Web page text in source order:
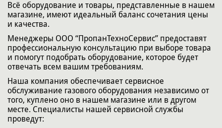
Всё оборудование и товары, представленные в нашем
магазине, имеют идеальный баланс сочетания цены
и качества.
Менеджеры ООО “ПропанТехноСервис” предоставят
профессиональную консультацию при выборе товара
и помогут подобрать оборудование, которое будет
отвечать всем вашим требованиям.
Наша компания обеспечивает сервисное
обслуживание газового оборудования независимо от
того, куплено оно в нашем магазине или в другом
месте. Специалисты нашей сервисной службы
проведут: